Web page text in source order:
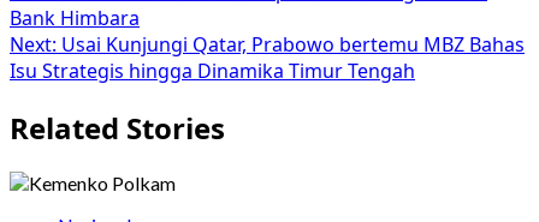
navigation
Bank Himbara
Next: Usai Kunjungi Qatar, Prabowo bertemu MBZ Bahas
Isu Strategis hingga Dinamika Timur Tengah
Related Stories